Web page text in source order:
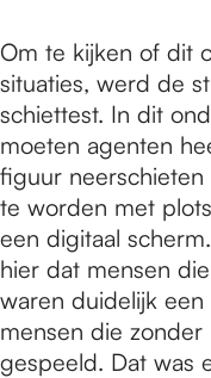
Om te kijken of dit
situaties, werd de
schiettest. In dit
moeten agenten
figuur
te worden met
een digitaal
hier dat mensen
waren duidelijk
mensen die
gespeeld. Dat was